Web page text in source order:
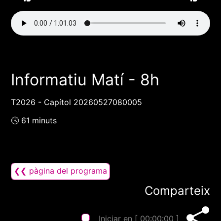
Informatiu Matí - 8h
T2026 - Capítol 20260527080005
🕓 61 minuts
❮❮ pàgina del programa
Comparteix
Iniciar en [ 00:00:00 ]